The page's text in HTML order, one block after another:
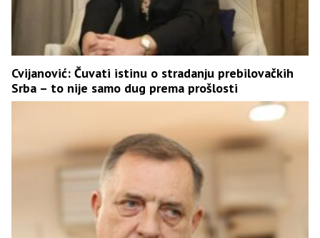
Cvijanović: Čuvati istinu o stradanju prebilovačkih
Srba – to nije samo dug prema prošlosti